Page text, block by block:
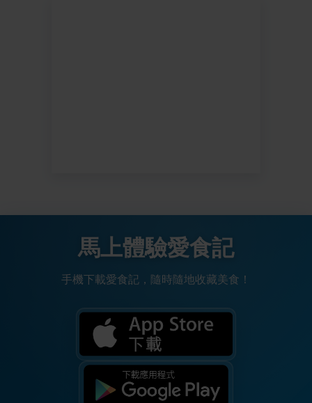
馬上體驗愛食記
手機下載愛食記，隨時隨地收藏美食！